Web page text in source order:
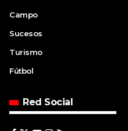
Campo
Sucesos
Turismo
Fútbol
Red Social